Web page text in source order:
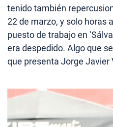
tenido también
22 de marzo, y solo horas
puesto de trabajo en
era despedido. Algo que
que presenta Jorge Javier